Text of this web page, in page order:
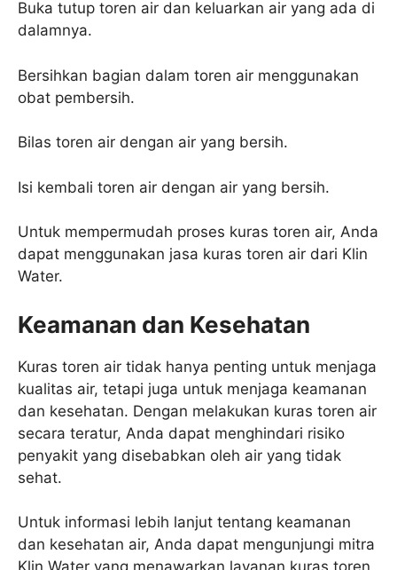
Buka tutup toren air dan keluarkan air yang ada di
dalamnya.
Bersihkan bagian dalam toren air menggunakan
obat pembersih.
Bilas toren air dengan air yang bersih.
Isi kembali toren air dengan air yang bersih.
Untuk mempermudah proses kuras toren air, Anda
dapat menggunakan jasa kuras toren air dari Klin
Water.
Keamanan dan Kesehatan
Kuras toren air tidak hanya penting untuk menjaga
kualitas air, tetapi juga untuk menjaga keamanan
dan kesehatan. Dengan melakukan kuras toren air
secara teratur, Anda dapat menghindari risiko
penyakit yang disebabkan oleh air yang tidak
sehat.
Untuk informasi lebih lanjut tentang keamanan
dan kesehatan air, Anda dapat mengunjungi mitra